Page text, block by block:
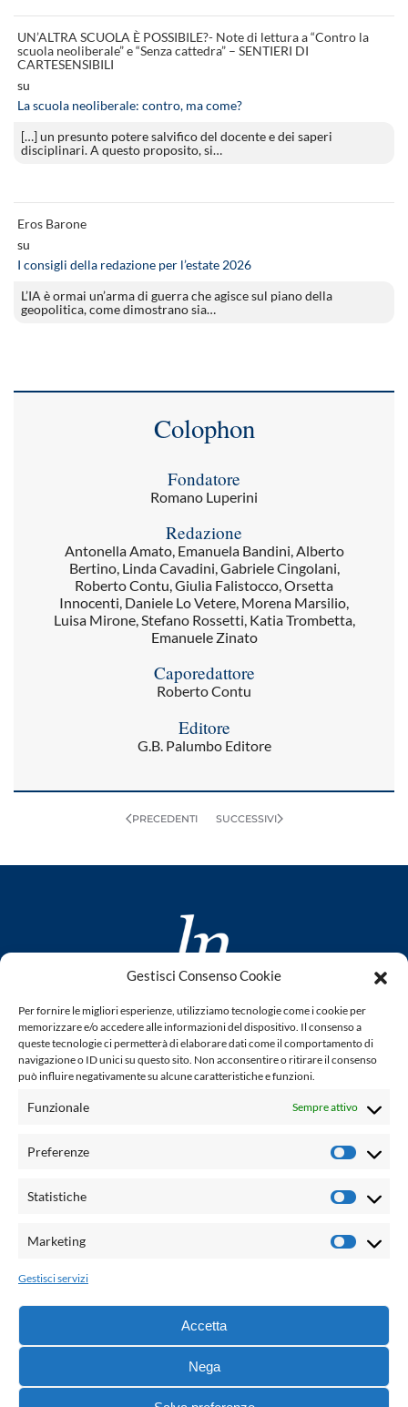
Gestisci Consenso Cookie
Per fornire le migliori esperienze, utilizziamo tecnologie come i cookie per
memorizzare e/o accedere alle informazioni del dispositivo. Il consenso a
queste tecnologie ci permetterà di elaborare dati come il comportamento di
navigazione o ID unici su questo sito. Non acconsentire o ritirare il consenso
può influire negativamente su alcune caratteristiche e funzioni.
Funzionale Sempre attivo
Preferenze
Statistiche
Marketing
Gestisci servizi
Accetta
Nega
UN’ALTRA SCUOLA È POSSIBILE?- Note di lettura a “Contro la
scuola neoliberale” e “Senza cattedra” – SENTIERI DI
CARTESENSIBILI
su
La scuola neoliberale: contro, ma come?
[…] un presunto potere salvifico del docente e dei saperi
disciplinari. A questo proposito, si…
Eros Barone
su
I consigli della redazione per l’estate 2026
L’IA è ormai un’arma di guerra che agisce sul piano della
geopolitica, come dimostrano sia…
Colophon
Fondatore
Romano Luperini
Redazione
Antonella Amato, Emanuela Bandini, Alberto
Bertino, Linda Cavadini, Gabriele Cingolani,
Roberto Contu, Giulia Falistocco, Orsetta
Innocenti, Daniele Lo Vetere, Morena Marsilio,
Luisa Mirone, Stefano Rossetti, Katia Trombetta,
Emanuele Zinato
Caporedattore
Roberto Contu
Editore
G.B. Palumbo Editore
PRECEDENTI SUCCESSIVI
www.laletteraturaenoi.it
fondato da Romano Luperini
Questo blog non rappresenta una testata giornalistica in
quanto viene aggiornato senza alcuna periodicità. Non può
legge n° 62 del 7.03.2001. L'autore non è responsabile per
email:
Grafica e web:Salvatore Leto